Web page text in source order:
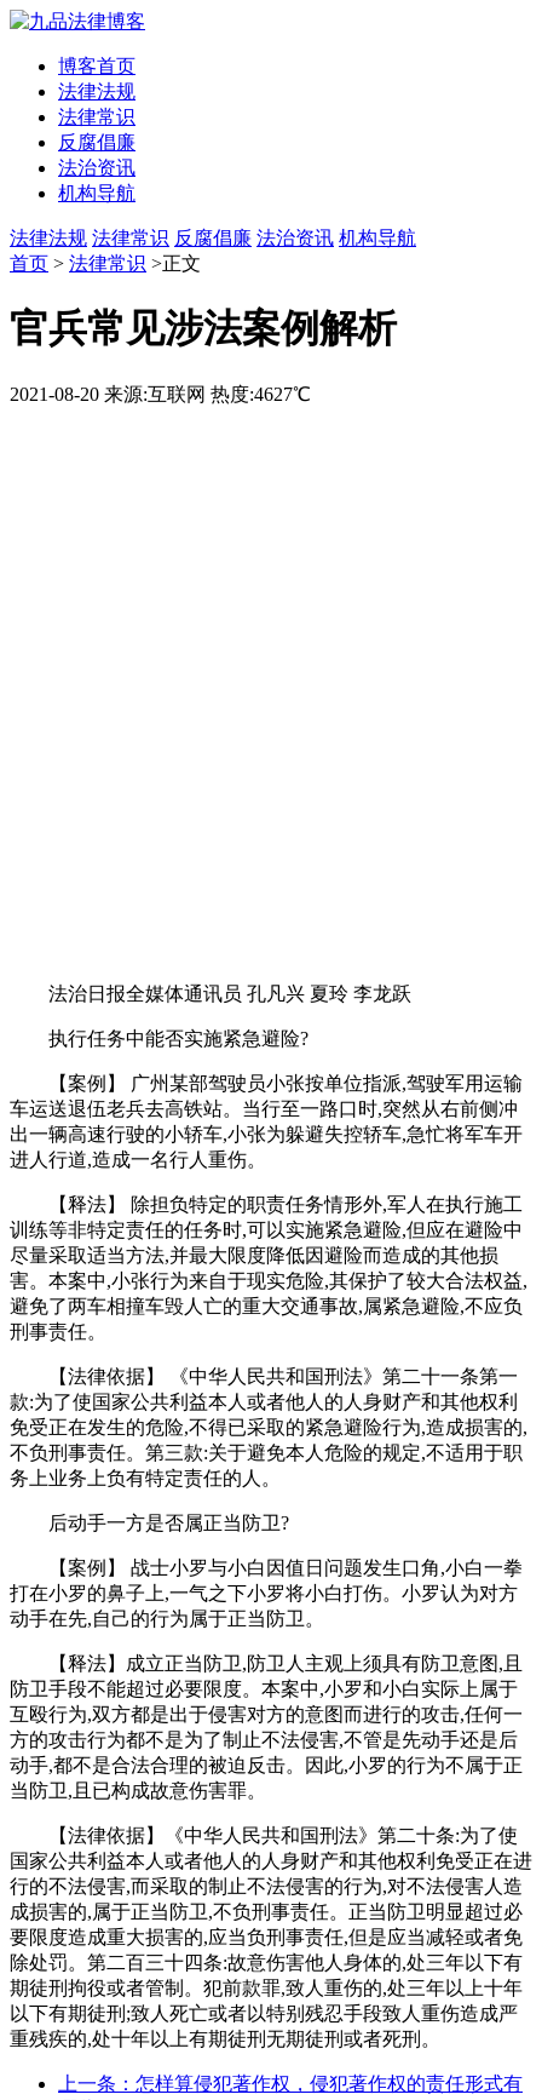
博客首页
法律法规
法律常识
反腐倡廉
法治资讯
机构导航
法律法规 法律常识 反腐倡廉 法治资讯 机构导航
首页 > 法律常识 >正文
官兵常见涉法案例解析
2021-08-20 来源:互联网 热度:4627℃
法治日报全媒体通讯员 孔凡兴 夏玲 李龙跃
执行任务中能否实施紧急避险?
【案例】 广州某部驾驶员小张按单位指派,驾驶军用运输
车运送退伍老兵去高铁站。当行至一路口时,突然从右前侧冲
出一辆高速行驶的小轿车,小张为躲避失控轿车,急忙将军车开
进人行道,造成一名行人重伤。
【释法】 除担负特定的职责任务情形外,军人在执行施工
训练等非特定责任的任务时,可以实施紧急避险,但应在避险中
尽量采取适当方法,并最大限度降低因避险而造成的其他损
害。本案中,小张行为来自于现实危险,其保护了较大合法权益,
避免了两车相撞车毁人亡的重大交通事故,属紧急避险,不应负
刑事责任。
【法律依据】 《中华人民共和国刑法》第二十一条第一
款:为了使国家公共利益本人或者他人的人身财产和其他权利
免受正在发生的危险,不得已采取的紧急避险行为,造成损害的,
不负刑事责任。第三款:关于避免本人危险的规定,不适用于职
务上业务上负有特定责任的人。
后动手一方是否属正当防卫?
【案例】 战士小罗与小白因值日问题发生口角,小白一拳
打在小罗的鼻子上,一气之下小罗将小白打伤。小罗认为对方
动手在先,自己的行为属于正当防卫。
【释法】成立正当防卫,防卫人主观上须具有防卫意图,且
防卫手段不能超过必要限度。本案中,小罗和小白实际上属于
互殴行为,双方都是出于侵害对方的意图而进行的攻击,任何一
方的攻击行为都不是为了制止不法侵害,不管是先动手还是后
动手,都不是合法合理的被迫反击。因此,小罗的行为不属于正
当防卫,且已构成故意伤害罪。
【法律依据】《中华人民共和国刑法》第二十条:为了使
国家公共利益本人或者他人的人身财产和其他权利免受正在进
行的不法侵害,而采取的制止不法侵害的行为,对不法侵害人造
成损害的,属于正当防卫,不负刑事责任。正当防卫明显超过必
要限度造成重大损害的,应当负刑事责任,但是应当减轻或者免
除处罚。第二百三十四条:故意伤害他人身体的,处三年以下有
期徒刑拘役或者管制。犯前款罪,致人重伤的,处三年以上十年
以下有期徒刑;致人死亡或者以特别残忍手段致人重伤造成严
重残疾的,处十年以上有期徒刑无期徒刑或者死刑。
上一条：怎样算侵犯著作权，侵犯著作权的责任形式有